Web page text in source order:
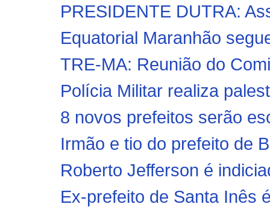
PRESIDENTE DUTRA:
Equatorial Maranhão
TRE-MA: Reunião do
Polícia Militar realiza
8 novos prefeitos serão
Irmão e tio do prefeito de
Roberto Jefferson é
Ex-prefeito de Santa Inês